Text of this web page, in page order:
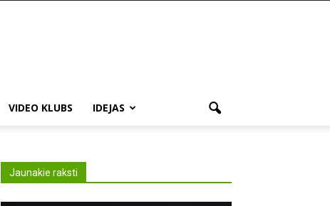
VIDEO KLUBS IDEJAS
Jaunakie raksti